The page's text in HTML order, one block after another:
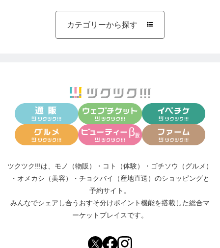
カテゴリーから探す 
ツクツク!!!は、 モノ（物販） ・ コト（体験） ・ ゴチソウ（グルメ）
・ オメカシ（美容） ・ チョクバイ（産地直送） のショッピングと
予約サイト。
みんなでシェアし合う おすそ分けポイント機能を搭載した総合マ
ーケットプレイスです。